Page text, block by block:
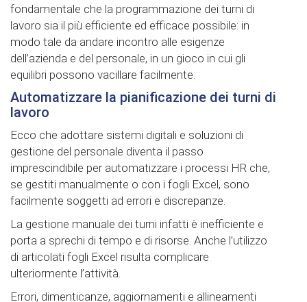
fondamentale che la programmazione dei turni di
lavoro sia il più efficiente ed efficace possibile: in
modo tale da andare incontro alle esigenze
dell’azienda e del personale, in un gioco in cui gli
equilibri possono vacillare facilmente.
Automatizzare la pianificazione dei turni di
lavoro
Ecco che adottare sistemi digitali e soluzioni di
gestione del personale diventa il passo
imprescindibile per automatizzare i processi HR che,
se gestiti manualmente o con i fogli Excel, sono
facilmente soggetti ad errori e discrepanze.
La gestione manuale dei turni infatti è inefficiente e
porta a sprechi di tempo e di risorse. Anche l’utilizzo
di articolati fogli Excel risulta complicare
ulteriormente l’attività.
Errori, dimenticanze, aggiornamenti e allineamenti